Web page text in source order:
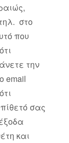
στο
που
την
email
σας
και